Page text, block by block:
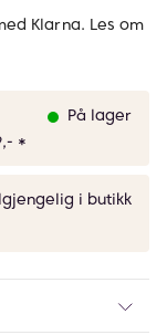
Klarna. Les om
På lager
*
i butikk